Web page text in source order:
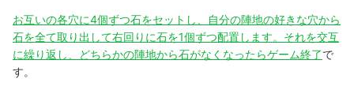
お互いの各穴に4個ずつ石をセットし、自分の陣地の好きな穴から
石を全て取り出して右回りに石を1個ずつ配置します。それを交互
に繰り返し、どちらかの陣地から石がなくなったらゲーム終了で
す。